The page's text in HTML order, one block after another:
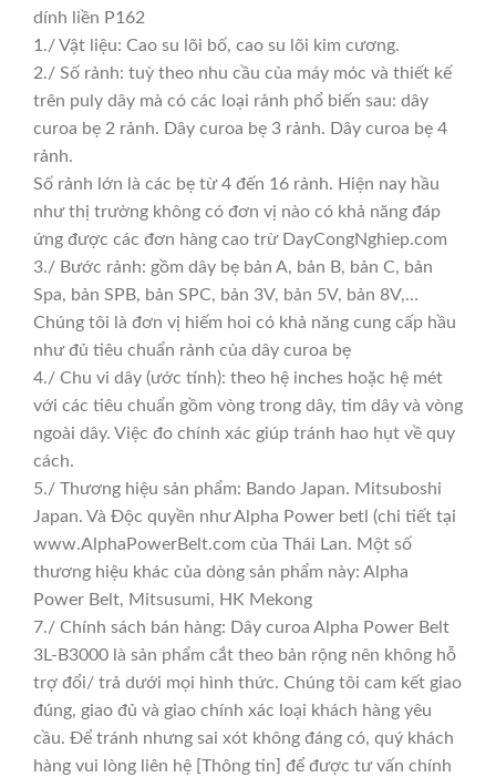
dính liền P162
1./ Vật liệu: Cao su lõi bố, cao su lõi kim cương.
2./ Số rảnh: tuỳ theo nhu cầu của máy móc và thiết kế
trên puly dây mà có các loại rảnh phổ biến sau: dây
curoa bẹ 2 rảnh. Dây curoa bẹ 3 rảnh. Dây curoa bẹ 4
rảnh.
Số rảnh lớn là các bẹ từ 4 đến 16 rảnh. Hiện nay hầu
như thị trường không có đơn vị nào có khả năng đáp
ứng được các đơn hàng cao trừ DayCongNghiep.com
3./ Bước rảnh: gồm dây bẹ bản A, bản B, bản C, bản
Spa, bản SPB, bản SPC, bản 3V, bản 5V, bản 8V,…
Chúng tôi là đơn vị hiếm hoi có khả năng cung cấp hầu
như đủ tiêu chuẩn rảnh của dây curoa bẹ
4./ Chu vi dây (ước tính): theo hệ inches hoặc hệ mét
với các tiêu chuẩn gồm vòng trong dây, tim dây và vòng
ngoài dây. Việc đo chính xác giúp tránh hao hụt về quy
cách.
5./ Thương hiệu sản phẩm: Bando Japan. Mitsuboshi
Japan. Và Độc quyền như Alpha Power betl (chi tiết tại
www.AlphaPowerBelt.com của Thái Lan. Một số
thương hiệu khác của dòng sản phẩm này: Alpha
Power Belt, Mitsusumi, HK Mekong
7./ Chính sách bán hàng: Dây curoa Alpha Power Belt
3L-B3000 là sản phẩm cắt theo bản rộng nên không hỗ
trợ đổi/ trả dưới mọi hình thức. Chúng tôi cam kết giao
đúng, giao đủ và giao chính xác loại khách hàng yêu
cầu. Để tránh nhưng sai xót không đáng có, quý khách
hàng vui lòng liên hệ [Thông tin] để được tư vấn chính